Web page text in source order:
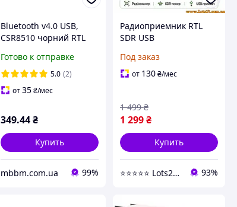
Bluetooth v4.0 USB,
CSR8510 чорний RTL
Готово к отправке
5.0 (2)
от35 ₴/мес
349.44 ₴
Купить
mbbm.com.ua 99%
Радиоприемник RTL
SDR USB
приемник RTL2832U
R820T2 0.5PPM TCXO
NFM USB LSB тюн
Под заказ
от 130₴/мес
1 299₴
1 499 ₴
Купить
⭐️⭐️⭐️⭐️⭐️ Lots24.com.ua 93%